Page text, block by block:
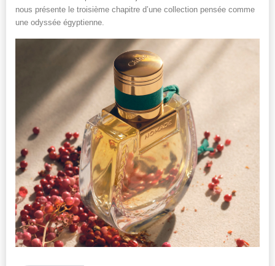
nous présente le troisième chapitre d’une collection pensée comme
une odyssée égyptienne.